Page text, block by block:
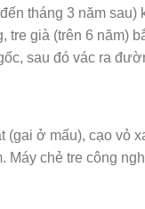
tháng 3 năm sau)
tre già (trên 6 năm)
sau đó vác ra
ở mấu), cạo vỏ
Máy chẻ tre công